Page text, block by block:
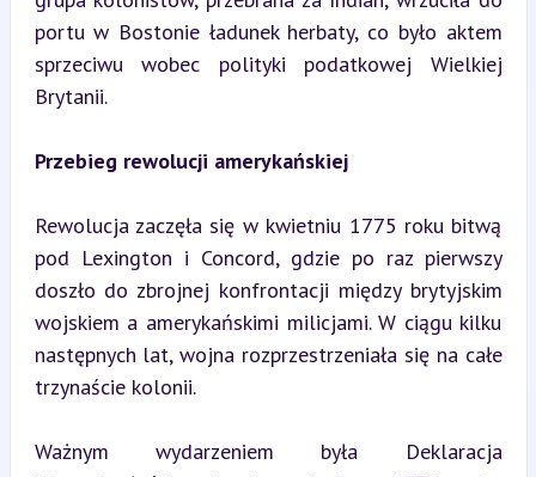
portu w Bostonie ładunek herbaty, co było aktem
sprzeciwu wobec polityki podatkowej Wielkiej
Brytanii.
Przebieg rewolucji amerykańskiej
Rewolucja zaczęła się w kwietniu 1775 roku bitwą
pod Lexington i Concord, gdzie po raz pierwszy
doszło do zbrojnej konfrontacji między brytyjskim
wojskiem a amerykańskimi milicjami. W ciągu kilku
następnych lat, wojna rozprzestrzeniała się na całe
trzynaście kolonii.
Ważnym wydarzeniem była Deklaracja